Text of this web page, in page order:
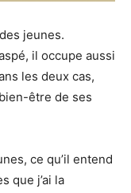
jeunes.
il occupe aussi
les deux cas,
être de ses
ce qu’il entend
que j’ai la